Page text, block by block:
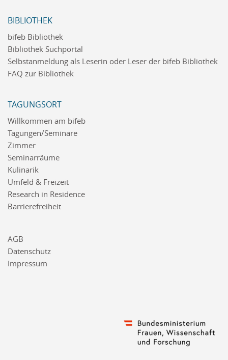
BIBLIOTHEK
bifeb Bibliothek
Bibliothek Suchportal
Selbstanmeldung als Leserin oder Leser der bifeb Bibliothek
FAQ zur Bibliothek
TAGUNGSORT
Willkommen am bifeb
Tagungen/Seminare
Zimmer
Seminarräume
Kulinarik
Umfeld & Freizeit
Research in Residence
Barrierefreiheit
AGB
Datenschutz
Impressum